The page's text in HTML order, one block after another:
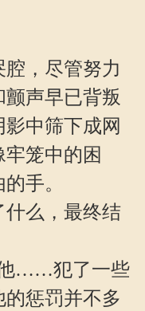
，尽管努力
声早已背叛
中筛下成网
笼中的困
手。
么，最终结
……犯了一些
惩罚并不多